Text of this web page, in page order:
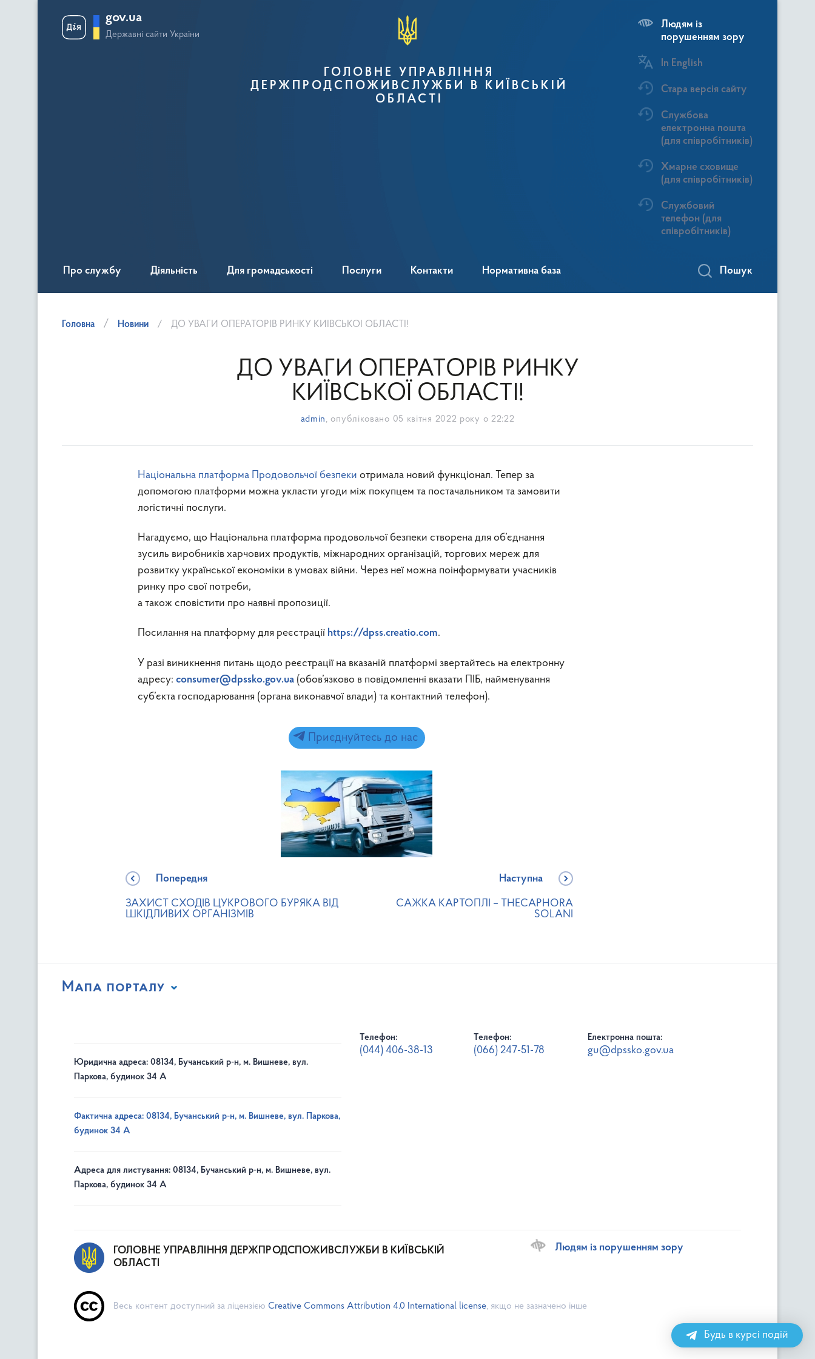
gov.ua
Державні сайти України
ГОЛОВНЕ УПРАВЛІННЯ
ДЕРЖПРОДСПОЖИВСЛУЖБИ В КИЇВСЬКІЙ
ОБЛАСТІ
Людям із
порушенням зору
In English
Стара версія сайту
Службова
електронна пошта
(для співробітників)
Хмарне сховище
(для співробітників)
Службовий
телефон (для
співробітників)
Про службу Діяльність Для громадськості Послуги Контакти Нормативна база Пошук
Головна Новини ДО УВАГИ ОПЕРАТОРІВ РИНКУ КИЇВСЬКОЇ ОБЛАСТІ!
ДО УВАГИ ОПЕРАТОРІВ РИНКУ
КИЇВСЬКОЇ ОБЛАСТІ!
admin , опубліковано 05 квітня 2022 року о 22:22
Національна платформа Продовольчої безпеки отримала новий функціонал. Тепер за
допомогою платформи можна укласти угоди між покупцем та постачальником та замовити
логістичні послуги.
Нагадуємо, що Національна платформа продовольчої безпеки створена для об’єднання
зусиль виробників харчових продуктів, міжнародних організацій, торгових мереж для
розвитку української економіки в умовах війни. Через неї можна поінформувати учасників
ринку про свої потреби,
а також сповістити про наявні пропозиції.
Посилання на платформу для реєстрації https://dpss.creatio.com.
У разі виникнення питань щодо реєстрації на вказаній платформі звертайтесь на електронну
адресу: consumer@dpssko.gov.ua (обов’язково в повідомленні вказати ПІБ, найменування
суб’єкта господарювання (органа виконавчої влади) та контактний телефон).
Приєднуйтесь до нас
Попередня
ЗАХИСТ СХОДІВ ЦУКРОВОГО БУРЯКА ВІД
ШКІДЛИВИХ ОРГАНІЗМІВ
Наступна
CАЖКА КАРТОПЛІ – THECAPHORA
SOLANI
Мапа порталу
Юридична адреса: 08134, Бучанський р-н, м. Вишневе, вул.
Паркова, будинок 34 А
Фактична адреса: 08134, Бучанський р-н, м. Вишневе, вул. Паркова,
будинок 34 А
Адреса для листування: 08134, Бучанський р-н, м. Вишневе, вул.
Паркова, будинок 34 А
Телефон:
(044) 406-38-13
Телефон:
(066) 247-51-78
Електронна пошта:
gu@dpssko.gov.ua
ГОЛОВНЕ УПРАВЛІННЯ ДЕРЖПРОДСПОЖИВСЛУЖБИ В КИЇВСЬКІЙ
ОБЛАСТІ
Людям із порушенням зору
Весь контент доступний за ліцензією Creative Commons Attribution 4.0 International license, якщо не зазначено інше
Будь в курсі подій